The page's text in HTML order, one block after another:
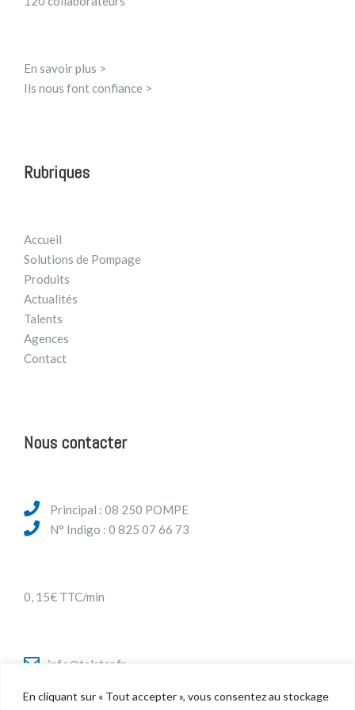
En cliquant sur « Tout accepter », vous consentez au stockage
En savoir plus >
Ils nous font confiance >
Rubriques
Accueil
Solutions de Pompage
Produits
Actualités
Talents
Agences
Contact
Nous contacter
Principal : 08 250 POMPE
N° Indigo : 0 825 07 66 73
0, 15€ TTC/min
info@telstar.fr